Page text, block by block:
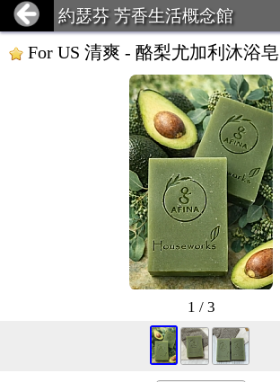
約瑟芬 芳香生活概念館
For US 清爽 - 酪梨尤加利沐浴皂
1 / 3